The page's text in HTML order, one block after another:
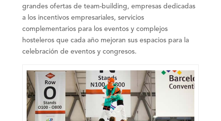
grandes ofertas de team-building, empresas dedicadas
a los incentivos empresariales, servicios
complementarios para los eventos y complejos
hosteleros que cada año mejoran sus espacios para la
celebración de eventos y congresos.